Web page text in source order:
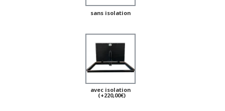
sans isolation
avec isolation
(+220,00€)